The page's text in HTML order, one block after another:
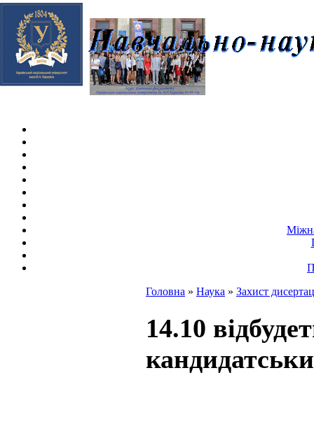
Skip navigation
Головна » Наука » Захист
14.10